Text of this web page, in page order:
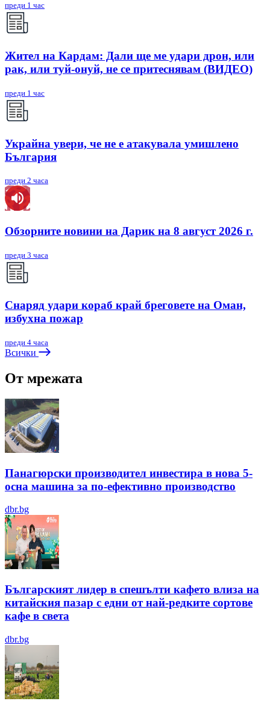
преди 1 час
Жител на Кардам: Дали ще ме удари дрон, или
рак, или туй-онуй, не се притеснявам (ВИДЕО)
преди 1 час
Украйна увери, че не е атакувала умишлено
България
преди 2 часа
Обзорните новини на Дарик на 8 август 2026 г.
преди 3 часа
Снаряд удари кораб край бреговете на Оман,
избухна пожар
преди 4 часа
Всички
От мрежата
Панагюрски производител инвестира в нова 5-
осна машина за по-ефективно производство
dbr.bg
Българският лидер в спешълти кафето влиза на
китайския пазар с едни от най-редките сортове
кафе в света
dbr.bg